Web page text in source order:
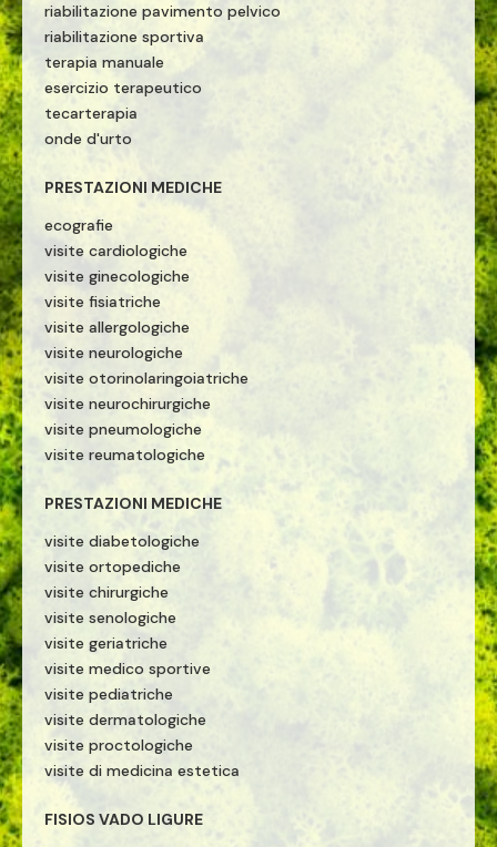
riabilitazione pavimento pelvico
riabilitazione sportiva
terapia manuale
esercizio terapeutico
tecarterapia
onde d'urto
PRESTAZIONI MEDICHE
ecografie
visite cardiologiche
visite ginecologiche
visite fisiatriche
visite allergologiche
visite neurologiche
visite otorinolaringoiatriche
visite neurochirurgiche
visite pneumologiche
visite reumatologiche
PRESTAZIONI MEDICHE
visite diabetologiche
visite ortopediche
visite chirurgiche
visite senologiche
visite geriatriche
visite medico sportive
visite pediatriche
visite dermatologiche
visite proctologiche
visite di medicina estetica
FISIOS VADO LIGURE